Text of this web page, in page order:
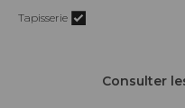
Tapisserie
Consulter